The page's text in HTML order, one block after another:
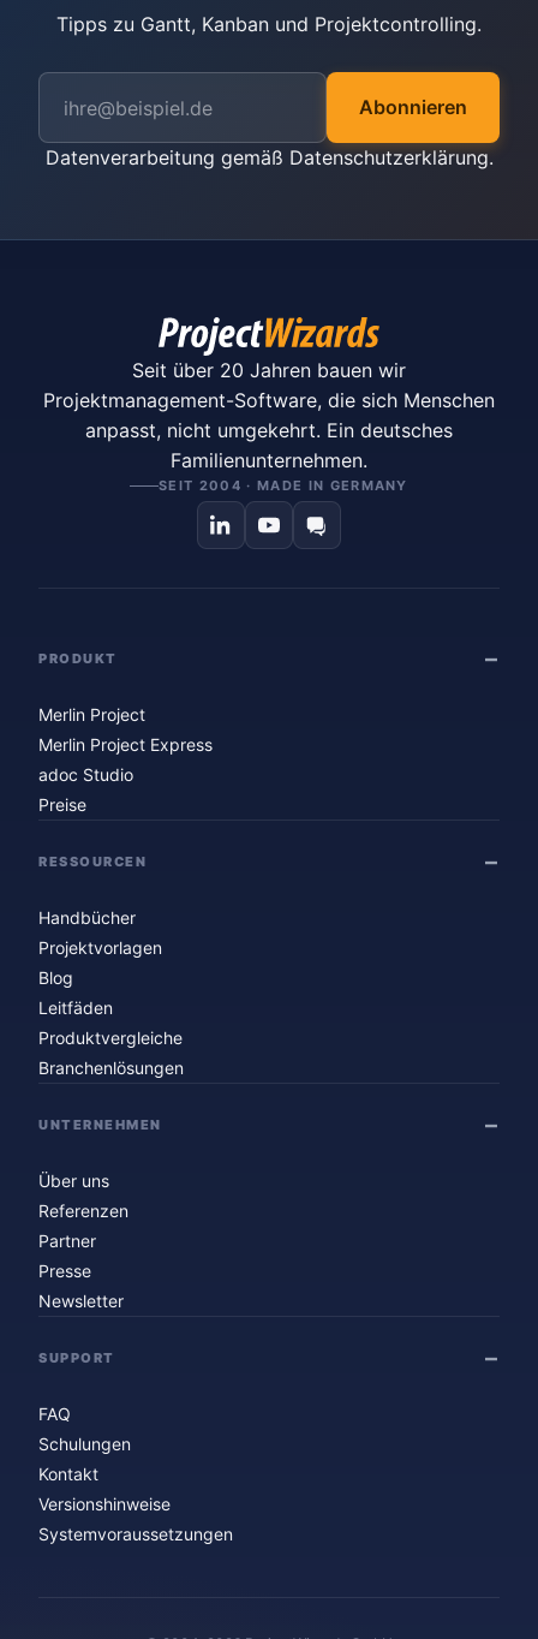
Tipps zu Gantt, Kanban und Projektcontrolling.
Abonnieren
Datenverarbeitung gemäß Datenschutzerklärung.
Seit über 20 Jahren bauen wir
Projektmanagement-Software, die sich Menschen
anpasst, nicht umgekehrt. Ein deutsches
Familienunternehmen.
SEIT 2004 · MADE IN GERMANY
PRODUKT
Merlin Project
Merlin Project Express
adoc Studio
Preise
RESSOURCEN
Handbücher
Projektvorlagen
Blog
Leitfäden
Produktvergleiche
Branchenlösungen
UNTERNEHMEN
Über uns
Referenzen
Partner
Presse
Newsletter
SUPPORT
FAQ
Schulungen
Kontakt
Versionshinweise
Systemvoraussetzungen